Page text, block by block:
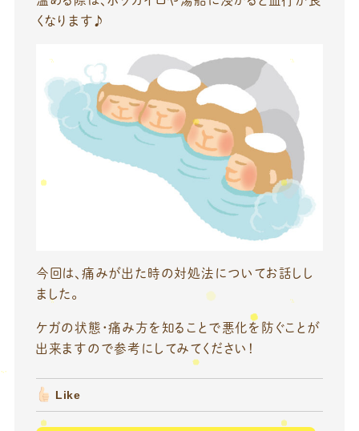
くなります♪
今回は、痛みが出た時の対処法についてお話しし
ました。
ケガの状態・痛み方を知ることで悪化を防ぐことが
出来ますので参考にしてみてください！
Like